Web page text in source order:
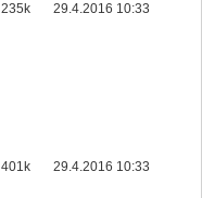
235k 29.4.2016 10:33
401k 29.4.2016 10:33